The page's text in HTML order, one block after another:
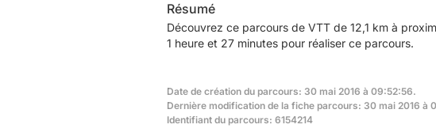
Résumé
Découvrez ce parcours de VTT de 12,1 km à
1 heure et 27 minutes pour réaliser ce parcours.
Date de création du parcours: 30 mai 2016 à 09:52:56.
Dernière modification de la fiche parcours: 30 mai 2016 à
Identifiant du parcours: 6154214